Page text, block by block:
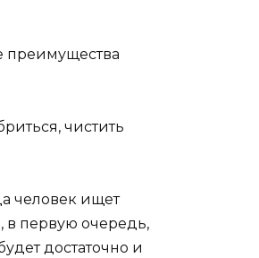
преимущества
чистить
человек ищет
в первую очередь,
достаточно и